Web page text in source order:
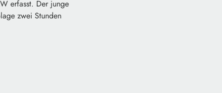
erfasst. Der junge
zwei Stunden